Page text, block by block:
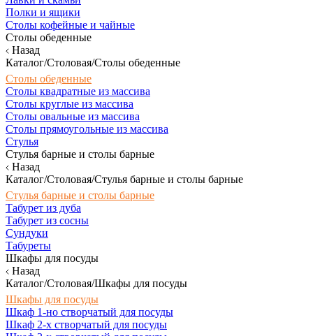
Полки и ящики
Столы кофейные и чайные
Столы обеденные
Назад
Каталог/Столовая/Столы обеденные
Столы обеденные
Столы квадратные из массива
Столы круглые из массива
Столы овальные из массива
Столы прямоугольные из массива
Стулья
Стулья барные и столы барные
Назад
Каталог/Столовая/Стулья барные и столы барные
Стулья барные и столы барные
Табурет из дуба
Табурет из сосны
Сундуки
Табуреты
Шкафы для посуды
Назад
Каталог/Столовая/Шкафы для посуды
Шкафы для посуды
Шкаф 1-но створчатый для посуды
Шкаф 2-х створчатый для посуды